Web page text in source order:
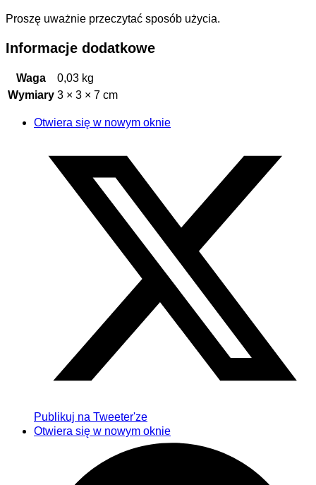
Proszę uważnie przeczytać sposób użycia.
Informacje dodatkowe
Waga
0,03 kg
Wymiary 3 × 3 × 7 cm
Otwiera się w nowym oknie
Publikuj na Tweeter'ze
Otwiera się w nowym oknie